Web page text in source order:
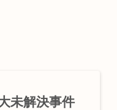
未解決事件